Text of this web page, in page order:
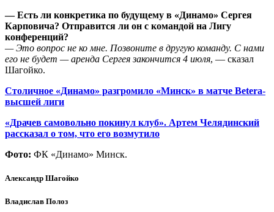
— Есть ли конкретика по будущему в «Динамо» Сергея
Карповича? Отправится ли он с командой на Лигу
конференций?
— Это вопрос не ко мне. Позвоните в другую команду. С нами
его не будет — аренда Сергея закончится 4 июля, — сказал
Шагойко.
Столичное «Динамо» разгромило «Минск» в матче Betera-
высшей лиги
«Драчев самовольно покинул клуб». Артем Челядинский
рассказал о том, что его возмутило
Фото: ФК «Динамо» Минск.
Александр Шагойко
Владислав Полоз